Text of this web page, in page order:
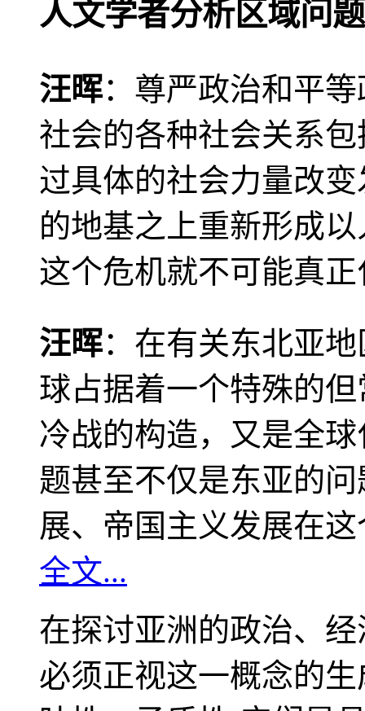
人文学者分析区域问题
汪晖：尊严政治和平
社会的各种社会关系
过具体的社会力量改
的地基之上重新形成
这个危机就不可能真
汪晖：在有关东北亚
球占据着一个特殊的
冷战的构造，又是全
题甚至不仅是东亚的
展、帝国主义发展在
全文...
在探讨亚洲的政治、
必须正视这一概念的